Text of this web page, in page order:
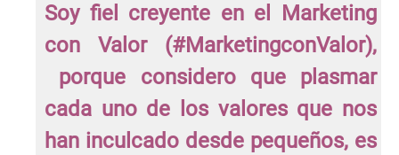
Soy fiel creyente en el Marketing
con Valor (#MarketingconValor),
porque considero que plasmar
cada uno de los valores que nos
han inculcado desde pequeños, es